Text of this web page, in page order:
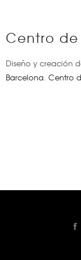
Centro
Diseño y creación
Barcelona. Centro